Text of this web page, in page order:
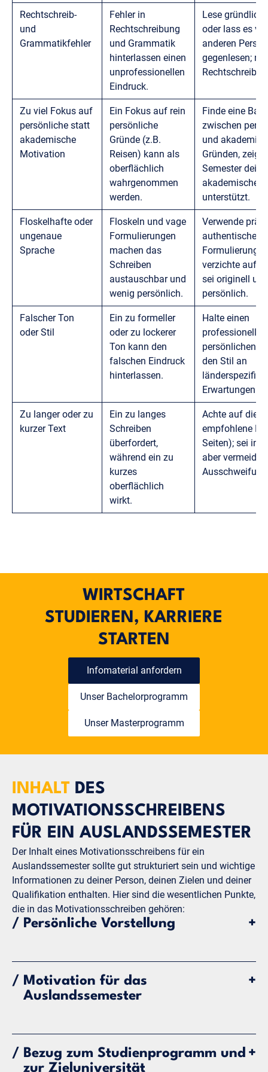
Rechtschreib-
und
Grammatikfehler
Fehler in
Rechtschreibung
und Grammatik
hinterlassen einen
unprofessionellen
Eindruck.
Lese gründlich
oder lass es
anderen Person
gegenlesen;
Zu viel Fokus auf
persönliche statt
akademische
Motivation
Ein Fokus auf rein
persönliche
Gründe (z.B.
Reisen) kann als
oberflächlich
wahrgenommen
werden.
Finde eine
zwischen
und
Gründen,
Semester deine
akademischen
unterstützt.
Floskelhafte oder
ungenaue
Sprache
Floskeln und vage
Formulierungen
machen das
Schreiben
austauschbar und
wenig persönlich.
Verwende
authentische
verzichte auf
sei originell und
persönlich.
Falscher Ton
oder Stil
Ein zu formeller
oder zu lockerer
Ton kann den
falschen Eindruck
hinterlassen.
Halte einen
persönlichen
den Stil an
Erwartungen
Zu langer oder zu
kurzer Text
Ein zu langes
Schreiben
überfordert,
während ein zu
kurzes
oberflächlich
wirkt.
Achte auf die
empfohlene
Seiten); sei
aber vermeide
WIRTSCHAFT
STUDIEREN, KARRIERE
STARTEN
Infomaterial anfordern
Unser Bachelorprogramm
Unser Masterprogramm
INHALT DES
MOTIVATIONSSCHREIBENS
FÜR EIN AUSLANDSSEMESTER
Der Inhalt eines Motivationsschreibens für ein
Auslandssemester sollte gut strukturiert sein und wichtige
Informationen zu deiner Person, deinen Zielen und deiner
Qualifikation enthalten. Hier sind die wesentlichen Punkte,
die in das Motivationsschreiben gehören:
/ Persönliche Vorstellung +
Welches Auslandssemester-Programm und welche
Universität wählst du aus?
/ Motivation für das
Auslandssemester
+
Warum möchtest du ins Ausland gehen? Was reizt
/ Bezug zum Studienprogramm und
zur Zieluniversität
+